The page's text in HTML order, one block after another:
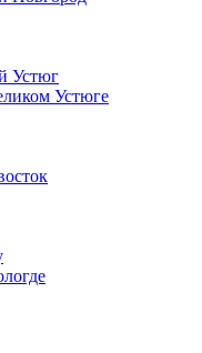
Устюг
Устюге